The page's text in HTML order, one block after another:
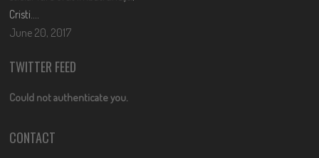
Cristi….
June 20, 2017
TWITTER FEED
Could not authenticate you.
CONTACT